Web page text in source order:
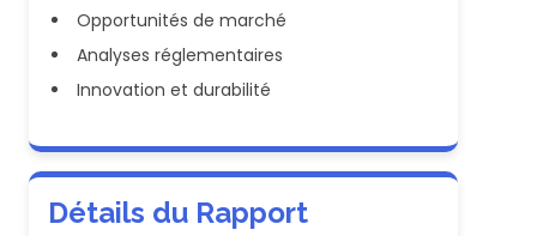
Opportunités de marché
Analyses réglementaires
Innovation et durabilité
Détails du Rapport